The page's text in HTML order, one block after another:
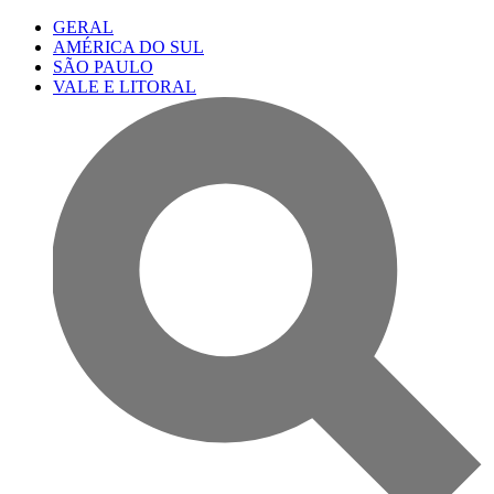
GERAL
AMÉRICA DO SUL
SÃO PAULO
VALE E LITORAL